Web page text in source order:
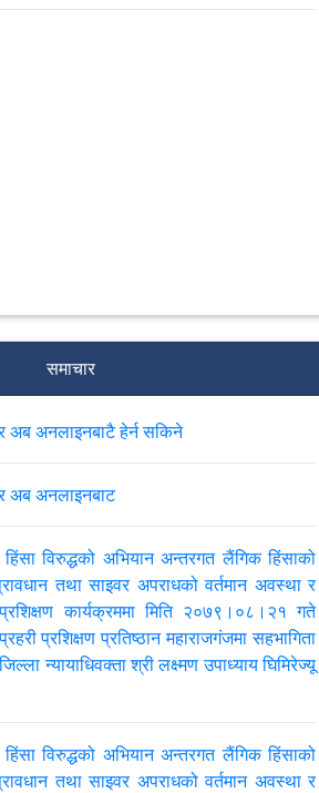
समाचार
अब अनलाइनबाटै हेर्न सकिने
अब अनलाइनबाट
विरुद्धको अभियान अन्तरगत लैंगिक हिंसाको
तथा साइवर अपराधको वर्तमान अवस्था र
कार्यक्रममा मिति २०७९।०८।२१ गते
प्रशिक्षण प्रतिष्ठान महाराजगंजमा सहभागिता
न्यायाधिवक्ता श्री लक्ष्मण उपाध्याय घिमिरेज्यू
विरुद्धको अभियान अन्तरगत लैंगिक हिंसाको
तथा साइवर अपराधको वर्तमान अवस्था र